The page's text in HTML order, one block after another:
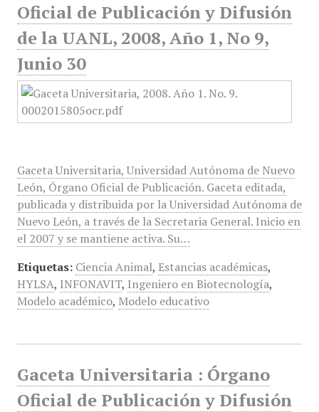
Oficial de Publicación y Difusión
de la UANL, 2008, Año 1, No 9,
Junio 30
Gaceta Universitaria, Universidad Autónoma de Nuevo
León, Órgano Oficial de Publicación. Gaceta editada,
publicada y distribuida por la Universidad Autónoma de
Nuevo León, a través de la Secretaria General. Inicio en
el 2007 y se mantiene activa. Su…
Etiquetas: Ciencia Animal, Estancias académicas,
HYLSA, INFONAVIT, Ingeniero en Biotecnología,
Modelo académico, Modelo educativo
Gaceta Universitaria : Órgano
Oficial de Publicación y Difusión